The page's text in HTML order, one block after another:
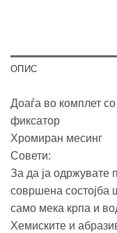
ОПИС
Доаѓа во комплет
фиксатор
Хромиран месинг
Совети:
За да ја одржувате
совршена состојба
само мека крпа и
Хемиските и